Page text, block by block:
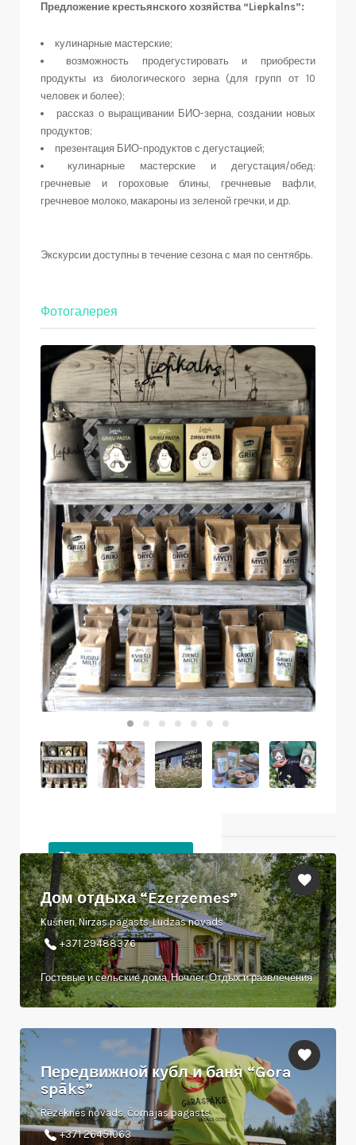
Предложение крестьянского хозяйства “Liepkalns”:
кулинарные мастерские;
возможность продегустировать и приобрести
продукты из биологического зерна (для групп от 10
человек и более);
рассказ о выращивании БИО-зерна, создании новых
продуктов;
презентация БИО-продуктов с дегустацией;
кулинарные мастерские и дегустация/обед:
гречневые и гороховые блины, гречневые вафли,
гречневое молоко, макароны из зеленой гречки, и др.
Экскурсии доступны в течение сезона с мая по сентябрь.
Фотогалерея
Дом отдыха “Ezerzemes”
Kušneri, Nirzas pagasts, Ludzas novads
+371 29488376
Гостевые и сельские дома, Ночлег, Отдых и развлечения
Передвижной кубл и баня “Gora
spāks”
Rēzeknes novads, Čornajas pagasts
+371 26451063